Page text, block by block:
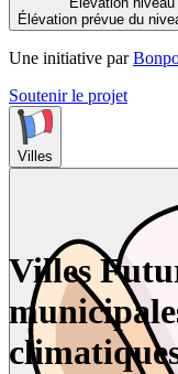
Élévation prévue du
Une initiative par
Soutenir le projet
Villes
Villes